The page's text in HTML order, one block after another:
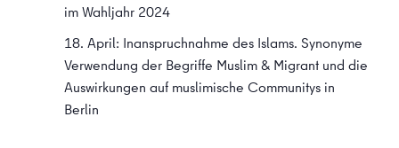
im Wahljahr 2024
18. April: Inanspruchnahme des Islams. Synonyme
Verwendung der Begriffe Muslim & Migrant und die
Auswirkungen auf muslimische Communitys in
Berlin